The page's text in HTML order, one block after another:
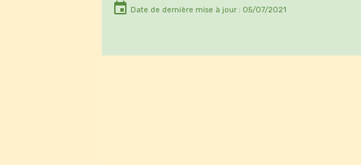
Date de dernière mise à jour : 05/07/2021